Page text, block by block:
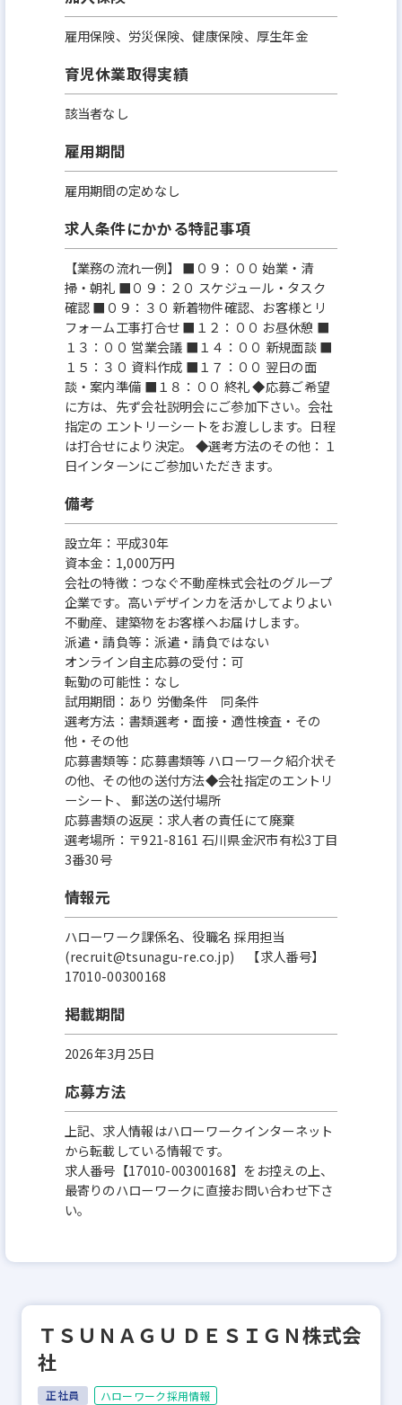
雇用保険、労災保険、健康保険、厚生年金
育児休業取得実績
該当者なし
雇用期間
雇用期間の定めなし
求人条件にかかる特記事項
【業務の流れ一例】 ■０９：００ 始業・清
掃・朝礼 ■０９：２０ スケジュール・タスク
確認 ■０９：３０ 新着物件確認、お客様とリ
フォーム工事打合せ ■１２：００ お昼休憩 ■
１３：００ 営業会議 ■１４：００ 新規面談 ■
１５：３０ 資料作成 ■１７：００ 翌日の面
談・案内準備 ■１８：００ 終礼 ◆応募ご希望
に方は、先ず会社説明会にご参加下さい。会社
指定の エントリーシートをお渡しします。日程
は打合せにより決定。 ◆選考方法のその他：１
日インターンにご参加いただきます。
備考
設立年：平成30年
資本金：1,000万円
会社の特徴：つなぐ不動産株式会社のグループ
企業です。高いデザインカを活かしてよりよい
不動産、建築物をお客様へお届けします。
派遣・請負等：派遣・請負ではない
オンライン自主応募の受付：可
転勤の可能性：なし
試用期間：あり 労働条件 同条件
選考方法：書類選考・面接・適性検査・その
他・その他
応募書類等：応募書類等 ハローワーク紹介状そ
の他、その他の送付方法◆会社指定のエントリ
ーシート、 郵送の送付場所
応募書類の返戻：求人者の責任にて廃棄
選考場所：〒921-8161 石川県金沢市有松3丁目
3番30号
情報元
ハローワーク課係名、役職名 採用担当
(recruit@tsunagu-re.co.jp) 【求人番号】
17010-00300168
掲載期間
2026年3月25日
応募方法
上記、求人情報はハローワークインターネット
から転載している情報です。
求人番号【17010-00300168】をお控えの上、
最寄りのハローワークに直接お問い合わせ下さ
い。
ＴＳＵＮＡＧＵ ＤＥＳＩＧＮ株式会
社
正社員 ハローワーク採用情報